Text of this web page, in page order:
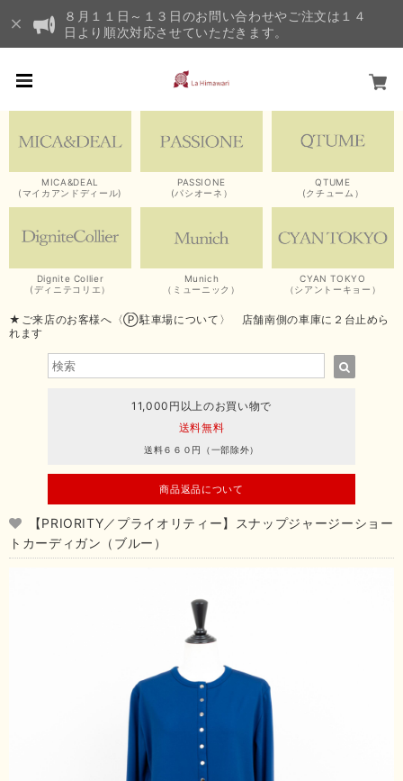
８月１１日～１３日のお問い合わせやご注文は１４
日より順次対応させていただきます。
MICA&DEAL
(マイカアンドディール)
PASSIONE
(パシオーネ）
QTUME
(クチューム）
Dignite Collier
(ディニテコリエ）
Munich
（ミューニック）
CYAN TOKYO
（シアントーキョー）
★ご来店のお客様へ〈Ⓟ駐車場について〉 店舗南側の車庫に２台止めら
れます
11,000円以上のお買い物で
送料無料
送料６６０円（一部除外）
商品返品について
【PRIORITY／プライオリティー】スナップジャージーショー
トカーディガン（ブルー）